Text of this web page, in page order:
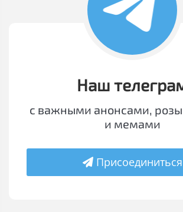
Наш
с важными анонсами,
и мемами
Присоединиться